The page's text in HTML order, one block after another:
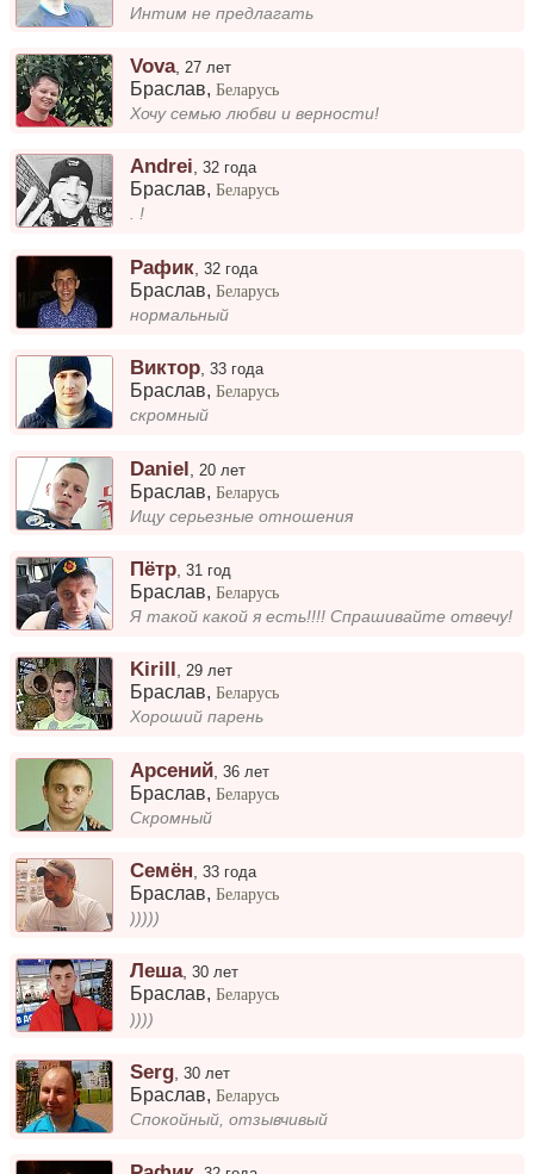
Интим не предлагать
Vova, 27 лет
Браслав,Беларусь
Хочу семью любви и верности!
Andrei,32 года
Браслав,Беларусь
. !
Рафик ,32 года
Браслав,Беларусь
нормальный
Виктор ,33 года
Браслав,Беларусь
скромный
Daniel 20 лет
Браслав,Беларусь
Ищу серьезные отношения
Пётр ,31 год
Браслав,Беларусь
Я такой какой я есть!!!! Спрашивайте отвечу!
Kirill,29 лет
Браслав,Беларусь
Хороший парень
Арсений ,36 лет
Браслав,Беларусь
Скромный
Семён ,33 года
Браслав,Беларусь
)))))
Леша,30 лет
Браслав,Беларусь
))))
Serg ,30 лет
Браслав,Беларусь
Спокойный, отзывчивый